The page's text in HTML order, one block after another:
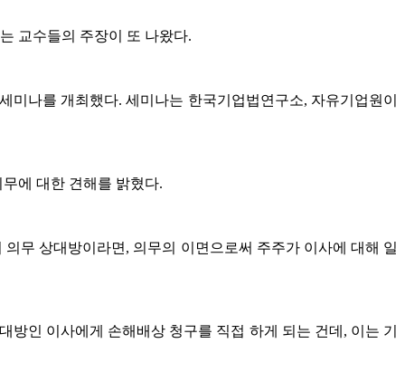
교수들의 주장이 또 나왔다.
나를 개최했다. 세미나는 한국기업법연구소, 자유기업원이
에 대한 견해를 밝혔다.
무 상대방이라면, 의무의 이면으로써 주주가 이사에 대해 일
인 이사에게 손해배상 청구를 직접 하게 되는 건데, 이는 기